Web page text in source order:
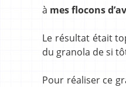
à mes flocons
Le résultat était
du granola de si
Pour réaliser ce